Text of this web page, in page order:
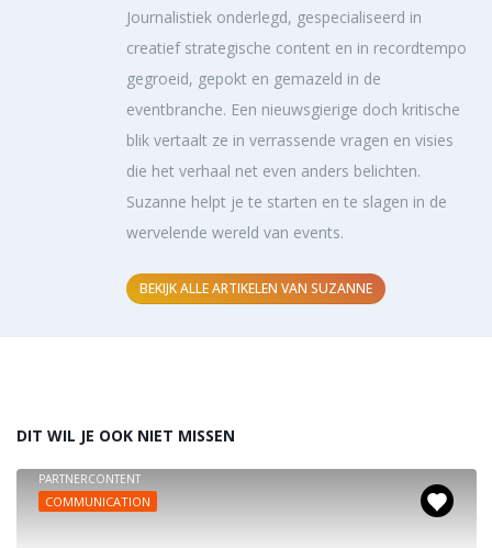
Journalistiek onderlegd, gespecialiseerd in
creatief strategische content en in recordtempo
gegroeid, gepokt en gemazeld in de
eventbranche. Een nieuwsgierige doch kritische
blik vertaalt ze in verrassende vragen en visies
die het verhaal net even anders belichten.
Suzanne helpt je te starten en te slagen in de
wervelende wereld van events.
BEKIJK ALLE ARTIKELEN VAN SUZANNE
DIT WIL JE OOK NIET MISSEN
COMMUNICATION
PARTNERCONTENT